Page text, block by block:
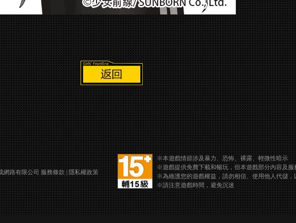
網路有限公司 服務條款 隱私權政策
※本遊戲情節涉及暴力、恐怖、裸露、輕微性暗示
※遊戲提供免費下載和暢玩，但本遊戲部分內容及服
※為維護您的遊戲權益，請勿相信、使用他人代儲，
※請注意遊戲時間，避免沉迷